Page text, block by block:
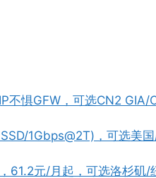
不惧GFW，可选CN2 GIA/
1Gbps@2T)，可选美
61.2元/月起，可选洛杉矶/